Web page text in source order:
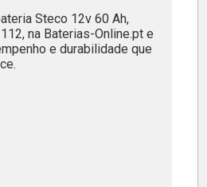
Steco 12v 60 Ah,
na Baterias-Online.pt e
e durabilidade que